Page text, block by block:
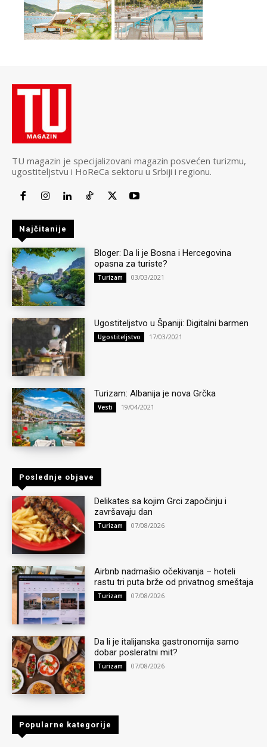
TU magazin je specijalizovani magazin posvećen turizmu,
ugostiteljstvu i HoReCa sektoru u Srbiji i regionu.
Najčitanije
Bloger: Da li je Bosna i Hercegovina
opasna za turiste?
Turizam 03/03/2021
Ugostiteljstvo u Španiji: Digitalni barmen
Ugostiteljstvo 17/03/2021
Turizam: Albanija je nova Grčka
Vesti 19/04/2021
Poslednje objave
Delikates sa kojim Grci započinju i
završavaju dan
Turizam 07/08/2026
Airbnb nadmašio očekivanja – hoteli
rastu tri puta brže od privatnog smeštaja
Turizam 07/08/2026
Da li je italijanska gastronomija samo
dobar posleratni mit?
Turizam 07/08/2026
Popularne kategorije